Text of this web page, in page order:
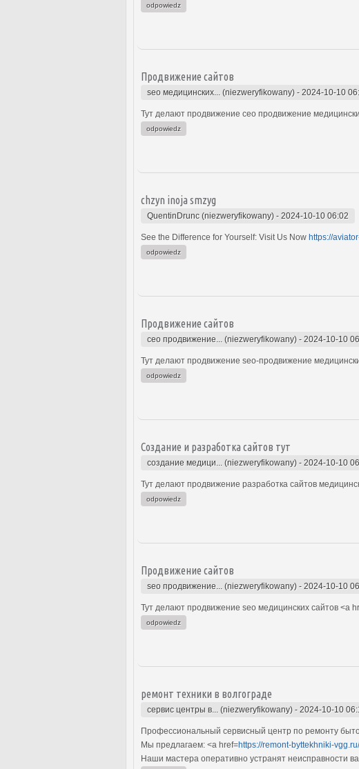
odpowiedz
Продвижение сайтов
seo медицинских... (niezweryfikowany) - 2024-10-10
Тут делают продвижение сео продвижение
odpowiedz
chzyn inoja smzyg
QuentinDrunc (niezweryfikowany) - 2024-10-10 06:02
See the Difference for Yourself: Visit Us Now https://
odpowiedz
Продвижение сайтов
сео продвижение... (niezweryfikowany) - 2024-10-10
Тут делают продвижение seo-продвижение
odpowiedz
Создание и разработка сайтов тут
создание медици... (niezweryfikowany) - 2024-10-10
Тут делают продвижение разработка сайтов
odpowiedz
Продвижение сайтов
seo продвижение... (niezweryfikowany) - 2024-10-10
Тут делают продвижение seo медицинских сайтов <a
odpowiedz
ремонт техники в волгограде
сервис центры в... (niezweryfikowany) - 2024-10-10
Профессиональный сервисный центр по ремонту
Мы предлагаем: <a href=https://remont-byttekhniki-
Наши мастера оперативно устранят неисправности